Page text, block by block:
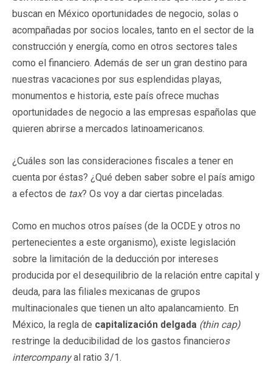
buscan en México oportunidades de negocio, solas o
acompañadas por socios locales, tanto en el sector de la
construcción y energía, como en otros sectores tales
como el financiero. Además de ser un gran destino para
nuestras vacaciones por sus esplendidas playas,
monumentos e historia, este país ofrece muchas
oportunidades de negocio a las empresas españolas que
quieren abrirse a mercados latinoamericanos.
¿Cuáles son las consideraciones fiscales a tener en
cuenta por éstas? ¿Qué deben saber sobre el país amigo
a efectos de tax? Os voy a dar ciertas pinceladas.
Como en muchos otros países (de la OCDE y otros no
pertenecientes a este organismo), existe legislación
sobre la limitación de la deducción por intereses
producida por el desequilibrio de la relación entre capital y
deuda, para las filiales mexicanas de grupos
multinacionales que tienen un alto apalancamiento. En
México, la regla de capitalización delgada (thin cap)
restringe la deducibilidad de los gastos financieros
intercompanyal ratio 3/1.